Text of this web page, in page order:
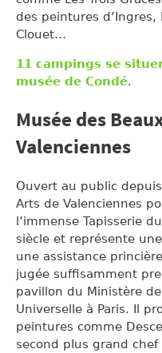
des peintures d’Ingres,
Clouet…
11 campings se
musée de Condé.
Musée des
Valenciennes
Ouvert au public
Arts de Valenciennes
l’immense Tapisserie
siècle et représente
une assistance
jugée suffisamment
pavillon du Ministère
Universelle à Paris. Il
peintures comme
second plus grand